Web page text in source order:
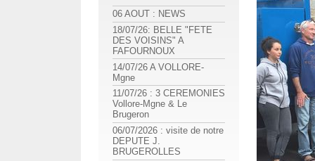
06 AOUT : NEWS
18/07/26: BELLE "FETE
DES VOISINS" A
FAFOURNOUX
14/07/26 A VOLLORE-
Mgne
11/07/26 : 3 CEREMONIES
Vollore-Mgne & Le
Brugeron
06/07/2026 : visite de notre
DEPUTE J.
BRUGEROLLES